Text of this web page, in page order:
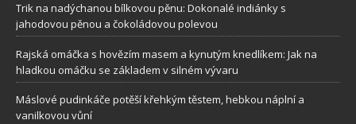
Trik na nadýchanou bílkovou pěnu: Dokonalé indiánky s
jahodovou pěnou a čokoládovou polevou
Rajská omáčka s hovězím masem a kynutým knedlíkem: Jak na
hladkou omáčku se základem v silném vývaru
Máslové pudinkáče potěší křehkým těstem, hebkou náplní a
vanilkovou vůní